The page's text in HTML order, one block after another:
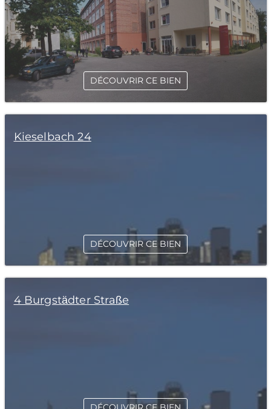
DÉCOUVRIR CE BIEN
Kieselbach 24
DÉCOUVRIR CE BIEN
4 Burgstädter Straße